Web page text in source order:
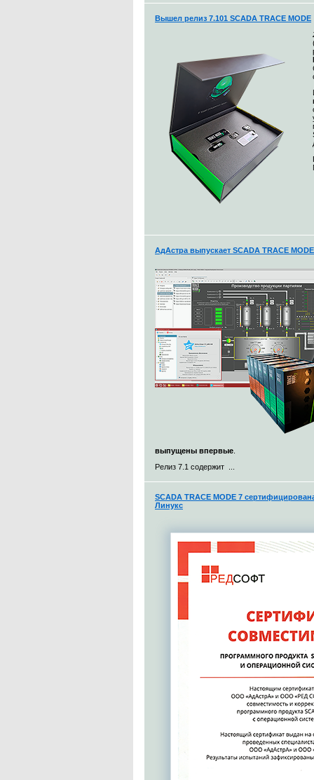
Вышел релиз 7.101 SCADA TRACE MODE
АдАстра выпускает SCADA TRACE
выпущены впервые
Релиз 7.1 содержит ...
SCADA TRACE MODE 7
Линукс